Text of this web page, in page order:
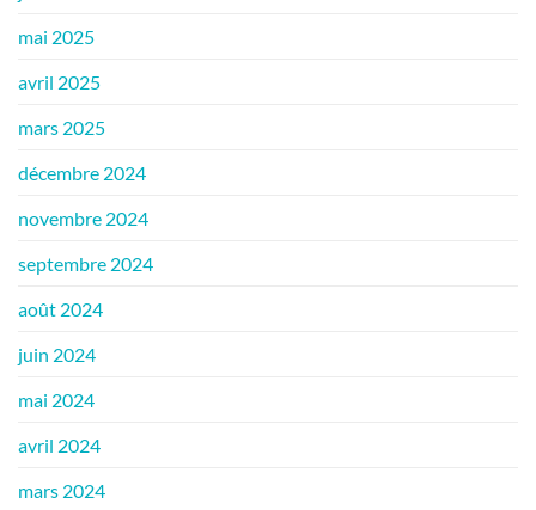
mai 2025
avril 2025
mars 2025
décembre 2024
novembre 2024
septembre 2024
août 2024
juin 2024
mai 2024
avril 2024
mars 2024